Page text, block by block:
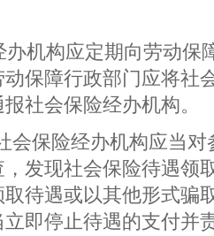
办机构应定期向劳动保
保障行政部门应将社
社会保险经办机构。
会保险经办机构应当
发现社会保险待遇领
待遇或以其他形式骗
即停止待遇的支付并